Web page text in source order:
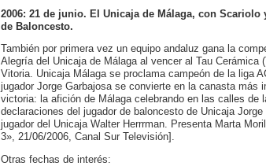
2006: 21 de junio. El Unicaja de Málaga, con
de Baloncesto.
También por primera vez un equipo andaluz gana la
Alegría del Unicaja de Málaga al vencer al Tau Cerámica
Vitoria. Unicaja Málaga se proclama campeón de la liga
jugador Jorge Garbajosa se convierte en la canasta más
victoria: la afición de Málaga celebrando en las calles
declaraciones del jugador de baloncesto de Unicaja
jugador del Unicaja Walter Herrrman. Presenta Marta
3», 21/06/2006, Canal Sur Televisión].
Otras fechas de interés: